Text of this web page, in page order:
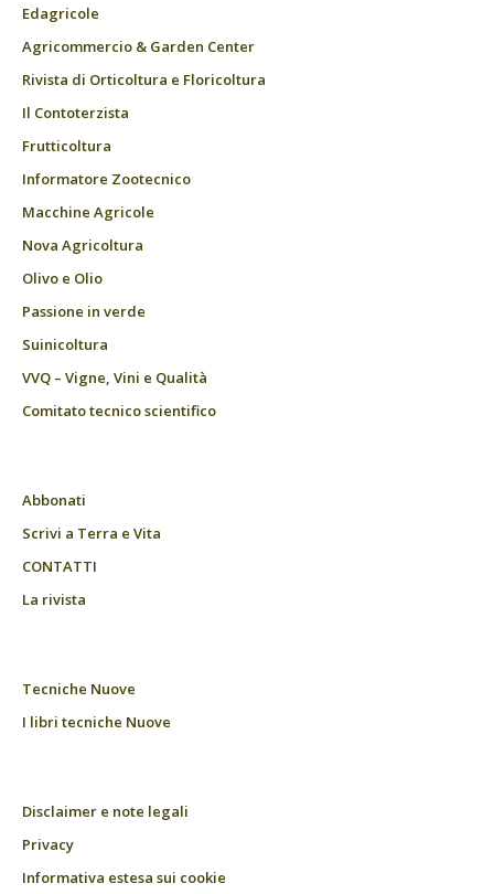
Edagricole
Agricommercio & Garden Center
Rivista di Orticoltura e Floricoltura
Il Contoterzista
Frutticoltura
Informatore Zootecnico
Macchine Agricole
Nova Agricoltura
Olivo e Olio
Passione in verde
Suinicoltura
VVQ – Vigne, Vini e Qualità
Comitato tecnico scientifico
Abbonati
Scrivi a Terra e Vita
CONTATTI
La rivista
Tecniche Nuove
I libri tecniche Nuove
Disclaimer e note legali
Privacy
Informativa estesa sui cookie